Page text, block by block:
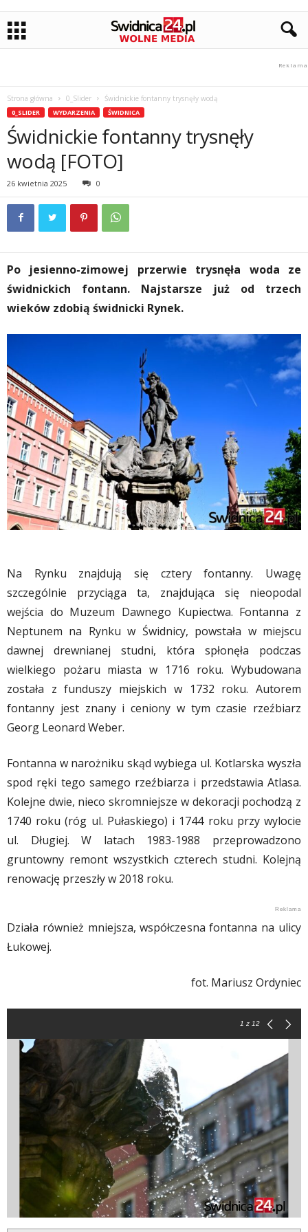
Strona główna 0_Slider Świdnickie fontanny trysnęły wodą
0_SLIDER WYDARZENIA ŚWIDNICA
Świdnickie fontanny trysnęły
wodą [FOTO]
26 kwietnia 2025 0
Po jesienno-zimowej przerwie trysnęła woda ze
świdnickich fontann. Najstarsze już od trzech
wieków zdobią świdnicki Rynek.
Na Rynku znajdują się cztery fontanny. Uwagę
szczególnie przyciąga ta, znajdująca się nieopodal
wejścia do Muzeum Dawnego Kupiectwa. Fontanna z
Neptunem na Rynku w Świdnicy, powstała w miejscu
dawnej drewnianej studni, która spłonęła podczas
wielkiego pożaru miasta w 1716 roku. Wybudowana
została z funduszy miejskich w 1732 roku. Autorem
fontanny jest znany i ceniony w tym czasie rzeźbiarz
Georg Leonard Weber.
Fontanna w narożniku skąd wybiega ul. Kotlarska wyszła
spod ręki tego samego rzeźbiarza i przedstawia Atlasa.
Kolejne dwie, nieco skromniejsze w dekoracji pochodzą z
1740 roku (róg ul. Pułaskiego) i 1744 roku przy wylocie
ul. Długiej. W latach 1983-1988 przeprowadzono
gruntowny remont wszystkich czterech studni. Kolejną
renowację przeszły w 2018 roku.
Działa również mniejsza, współczesna fontanna na ulicy
Łukowej.
fot. Mariusz Ordyniec
1 z 12